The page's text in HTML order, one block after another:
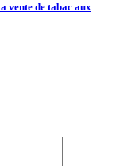
vente de tabac aux